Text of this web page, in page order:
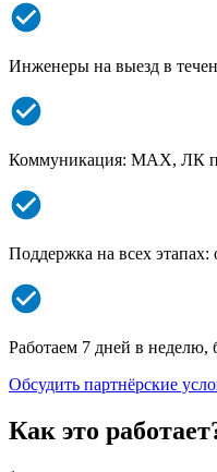
Инженеры на выезд в
Коммуникация: MAX, ЛК
Поддержка на всех этапах:
Работаем 7 дней в неделю,
Обсудить партнёрские
Как это